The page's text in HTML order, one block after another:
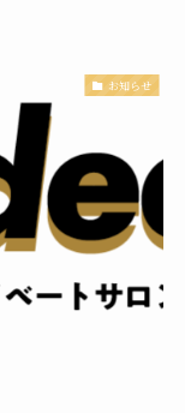
お知らせ